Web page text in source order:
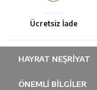
Ücretsiz İade
HAYRAT NEŞRIYAT
ÖNEMLI BILGILER